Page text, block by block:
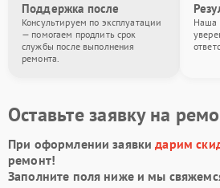
Поддержка после
Консультируем по эксплуатации
— помогаем продлить срок
службы после выполнения
ремонта.
Наша
Оставьте заявку на
При оформлении заявкидарим
ремонт!
Заполните поля ниже и мы